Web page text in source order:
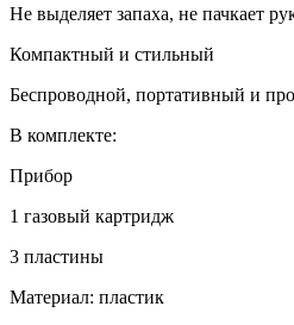
Не выделяет запаха, не пачкает
Компактный и стильный
Беспроводной, портативный и
В комплекте:
Прибор
1 газовый картридж
3 пластины
Материал: пластик